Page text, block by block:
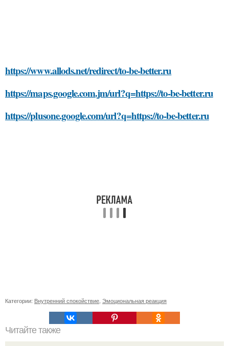
https://www.allods.net/redirect/to-be-better.ru
https://maps.google.com.jm/url?q=https://to-be-better.ru
https://plusone.google.com/url?q=https://to-be-better.ru
Категории: Внутренний спокойствие Эмоциональная реакция
Читайте также